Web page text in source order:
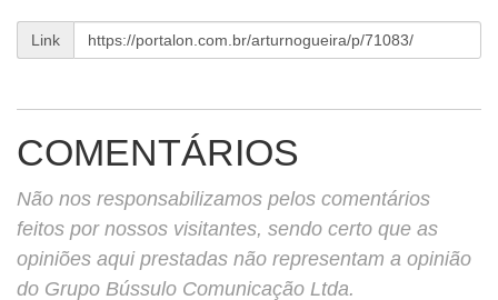
Link
COMENTÁRIOS
Não nos responsabilizamos pelos comentários
feitos por nossos visitantes, sendo certo que as
opiniões aqui prestadas não representam a opinião
do Grupo Bússulo Comunicação Ltda.